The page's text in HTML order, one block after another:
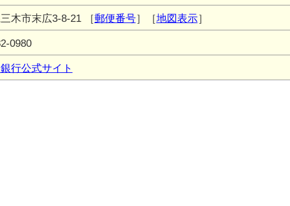
木市末広3-8-21 ［郵便番号］［地図表示］
0980
行公式サイト